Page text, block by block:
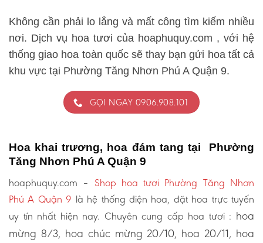
Không cần phải lo lắng và mất công tìm kiếm nhiều
nơi. Dịch vụ hoa tươi của hoaphuquy.com , với hệ
thống giao hoa toàn quốc sẽ thay bạn gửi hoa tất cả
khu vực tại Phường Tăng Nhơn Phú A Quận 9.
GỌI NGAY 0906.908.101
Hoa khai trương, hoa đám tang tại Phường
Tăng Nhơn Phú A Quận 9
hoaphuquy.com – Shop hoa tươi Phường Tăng Nhơn
Phú A Quận 9 là hệ thống điện hoa, đặt hoa trực tuyến
uy tín nhất hiện nay. Chuyên cung cấp hoa tươi : hoa
mừng 8/3, hoa chúc mừng 20/10, hoa 20/11, hoa